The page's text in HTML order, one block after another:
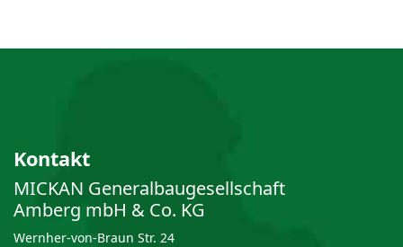
Kontakt
MICKAN General­bau­gesellschaft
Amberg mbH & Co. KG
Wernher-von-Braun Str. 24